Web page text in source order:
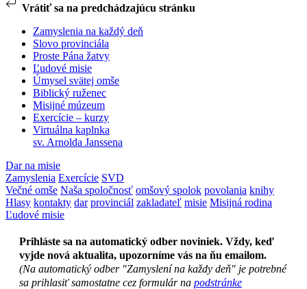
Vrátiť sa na predchádzajúcu stránku
Zamyslenia na každý deň
Slovo provinciála
Proste Pána žatvy
Ľudové misie
Úmysel svätej omše
Biblický ruženec
Misijné múzeum
Exercície – kurzy
Virtuálna kaplnka
sv. Arnolda Janssena
Dar na misie
Zamyslenia Exercície SVD
Večné omše Naša spoločnosť omšový spolok povolania knihy
Hlasy kontakty dar provinciál zakladateľ misie Misijná rodina
Ľudové misie
Prihláste sa na automatický odber noviniek. Vždy, keď
vyjde nová aktualita, upozorníme vás na ňu emailom.
(Na automatický odber "Zamyslení na každy deň" je potrebné
sa prihlasiť samostatne cez formulár na podstránke